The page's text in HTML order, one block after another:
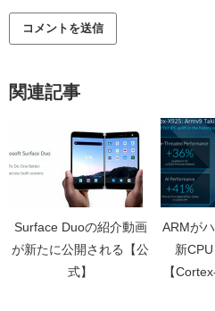
関連記事
Surface Duoの紹介動画
が新たに公開される【公
式】
ARMが
新
【